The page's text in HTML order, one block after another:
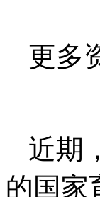
更多
近期
的国家